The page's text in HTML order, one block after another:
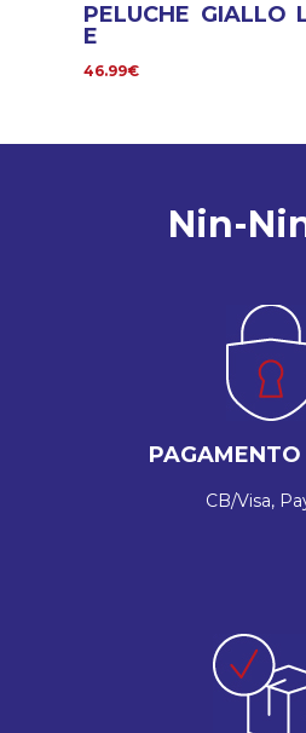
PELUCHE GIALLO
E
46.99€
Nin-
PAGAMENTO
CB/Visa,